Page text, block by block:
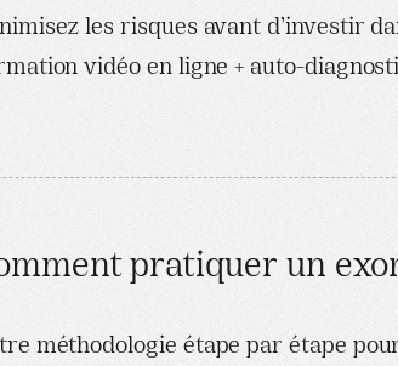
les risques avant d’investir
vidéo en ligne + auto-
pratiquer un
méthodologie étape par étape